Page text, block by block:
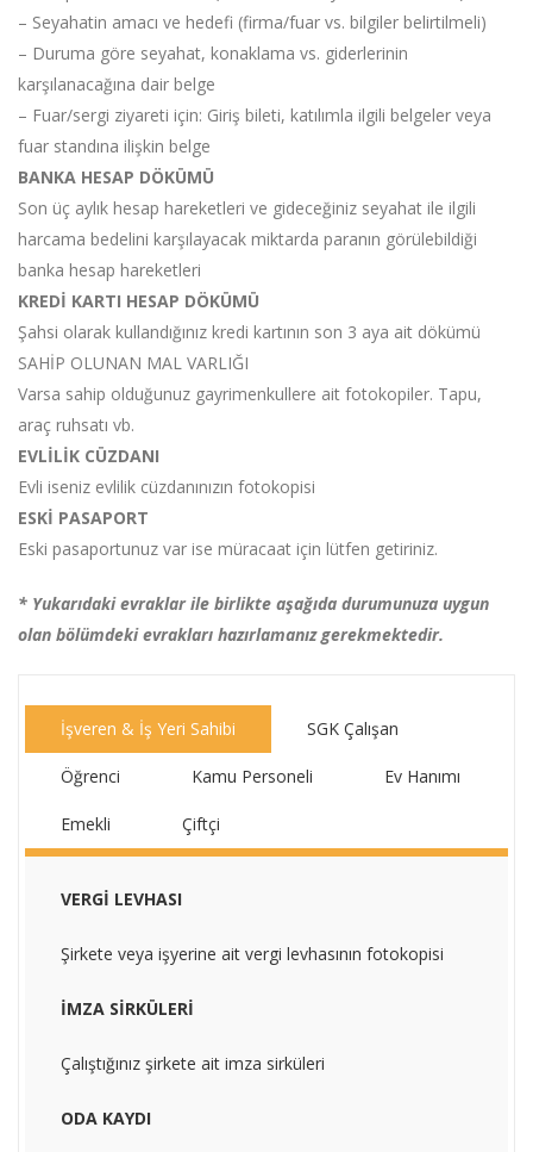
– Seyahatin amacı ve hedefi (firma/fuar vs. bilgiler belirtilmeli)
– Duruma göre seyahat, konaklama vs. giderlerinin
karşılanacağına dair belge
– Fuar/sergi ziyareti için: Giriş bileti, katılımla ilgili belgeler veya
fuar standına ilişkin belge
BANKA HESAP DÖKÜMÜ
Son üç aylık hesap hareketleri ve gideceğiniz seyahat ile ilgili
harcama bedelini karşılayacak miktarda paranın görülebildiği
banka hesap hareketleri
KREDİ KARTI HESAP DÖKÜMÜ
Şahsi olarak kullandığınız kredi kartının son 3 aya ait dökümü
SAHİP OLUNAN MAL VARLIĞI
Varsa sahip olduğunuz gayrimenkullere ait fotokopiler. Tapu,
araç ruhsatı vb.
EVLİLİK CÜZDANI
Evli iseniz evlilik cüzdanınızın fotokopisi
ESKİ PASAPORT
Eski pasaportunuz var ise müracaat için lütfen getiriniz.
* Yukarıdaki evraklar ile birlikte aşağıda durumunuza uygun
olan bölümdeki evrakları hazırlamanız gerekmektedir.
İşveren & İş Yeri Sahibi SGK Çalışan
Öğrenci Kamu Personeli Ev Hanımı
Emekli Çiftçi
VERGİ LEVHASI
Şirkete veya işyerine ait vergi levhasının fotokopisi
İMZA SİRKÜLERİ
Çalıştığınız şirkete ait imza sirküleri
ODA KAYDI